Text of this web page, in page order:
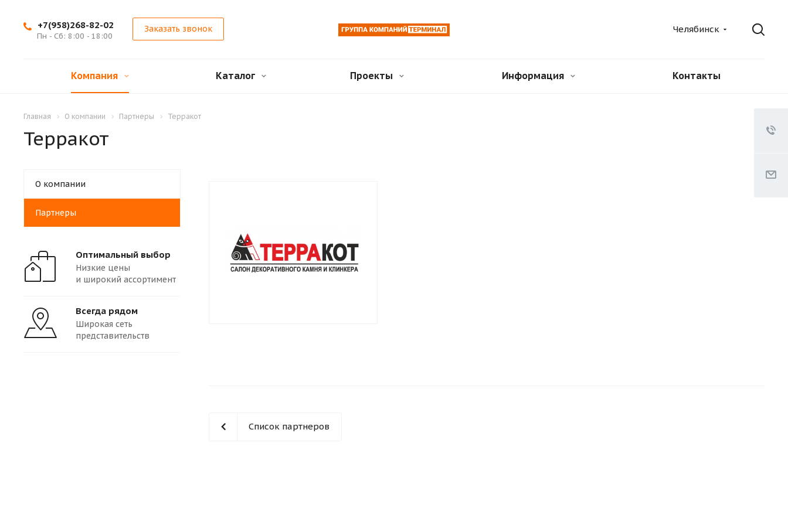
+7(958)268-82-02
Пн - Сб: 8:00 - 18:00
Заказать звонок Челябинск
Компания Каталог Проекты Информация Контакты
Главная О компании Партнеры Терракот
Терракот
Список партнеров
О компании
Партнеры
Оптимальный выбор
Низкие цены
и широкий ассортимент
Всегда рядом
Широкая сеть
представительств